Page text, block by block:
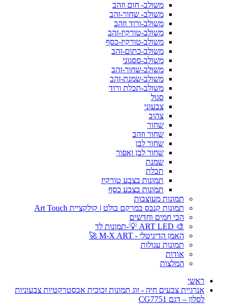
משולב- חום וזהב
משולב- שחור-זהב
משולב-ורוד וזהב
משולב-טורקיז-זהב
משולב-טורקיז-כסף
משולב-כתום-זהב
משולב-ססגוני
משולב-שחור-זהב
משולב-שמנת-זהב
משולב-תכלת ורוד
סגול
צבעוני
צהוב
שחור
שחור וזהב
שחור לבן
שחור לבן ואפור
שמנת
תכלת
תמונות בצבע טורקיז
תמונות בצבע כסף
תמונות מעוצבות
תמונות קנבס במרקם בולט | קולקציית Art Touch
הכי חמים וחדשים
🎨 ART LED 💡-תמונות לד
האמן הדיגיטלי - M-X ART 🚀
תמונות עגולות
אודות
המלצות
ראשי
אנרגיית צבעים חיה - זוג תמונות זכוכית אבסטרקטיות צבעוניות
לסלון – דגם CG7751